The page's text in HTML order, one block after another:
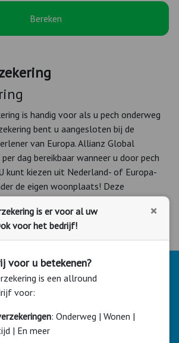
Bereken
is handig voor als u pech onderweg
bent u aangesloten bij de
van Europa. Allianz Global
dag bereikbaar wanneer u door pech
kunt kiezen uit Nederland- of Europa-
de eigen woonplaats! Deze
kunt u zelf toevoegen bij het
of advies?
autoverzekering?
adviseurs helpen u graag.
is er voor al uw
voor het bedrijf!
×
voor u betekenen?
is een allround
voor:
: Onderweg | Wonen |
| En meer